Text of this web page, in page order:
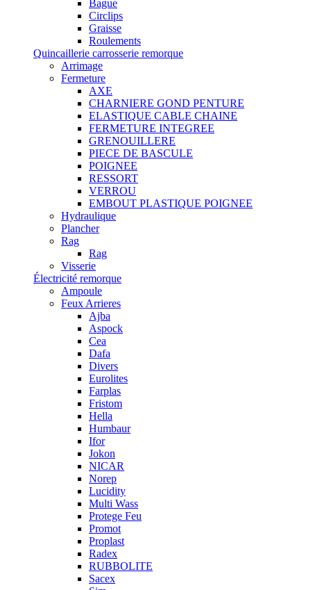
Bague
Circlips
Graisse
Roulements
Quincaillerie carrosserie remorque
Arrimage
Fermeture
AXE
CHARNIERE GOND PENTURE
ELASTIQUE CABLE CHAINE
FERMETURE INTEGREE
GRENOUILLERE
PIECE DE BASCULE
POIGNEE
RESSORT
VERROU
EMBOUT PLASTIQUE POIGNEE
Hydraulique
Plancher
Rag
Rag
Visserie
Électricité remorque
Ampoule
Feux Arrieres
Ajba
Aspock
Cea
Dafa
Divers
Eurolites
Farplas
Fristom
Hella
Humbaur
Ifor
Jokon
NICAR
Norep
Lucidity
Multi Wass
Protege Feu
Promot
Proplast
Radex
RUBBOLITE
Sacex